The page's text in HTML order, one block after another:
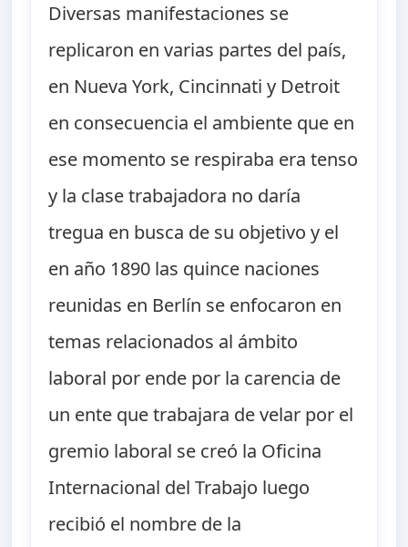
Diversas manifestaciones se
replicaron en varias partes del país,
en Nueva York, Cincinnati y Detroit
en consecuencia el ambiente que en
ese momento se respiraba era tenso
y la clase trabajadora no daría
tregua en busca de su objetivo y el
en año 1890 las quince naciones
reunidas en Berlín se enfocaron en
temas relacionados al ámbito
laboral por ende por la carencia de
un ente que trabajara de velar por el
gremio laboral se creó la Oficina
Internacional del Trabajo luego
recibió el nombre de la